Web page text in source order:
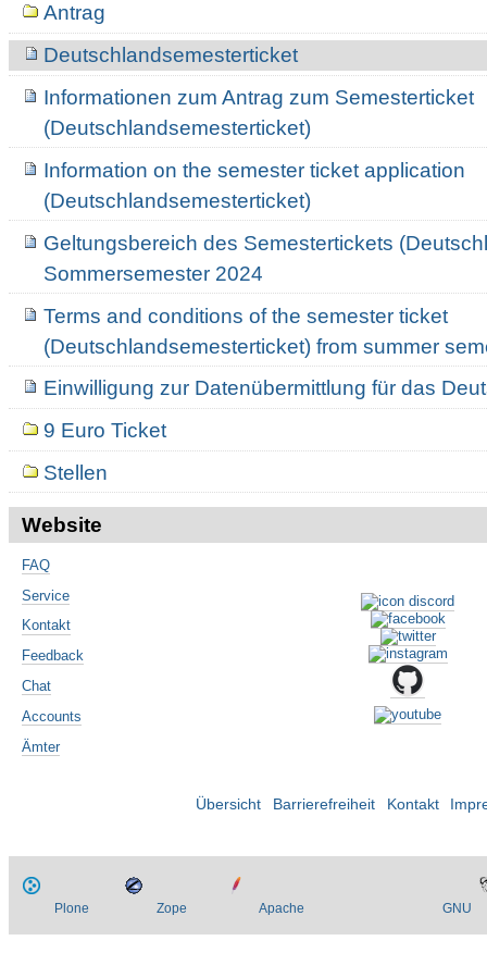
Antrag
Deutschlandsemesterticket
Informationen zum Antrag zum Semesterticket
(Deutschlandsemesterticket)
Information on the semester ticket application
(Deutschlandsemesterticket)
Geltungsbereich des Semestertickets
Sommersemester 2024
Terms and conditions of the semester ticket
(Deutschlandsemesterticket) from summer
Einwilligung zur Datenübermittlung für das
9 Euro Ticket
Stellen
Website
FAQ
Service
Kontakt
Feedback
Chat
Accounts
Ämter
Übersicht Barrierefreiheit Kontakt
Plone Zope Apache GNU